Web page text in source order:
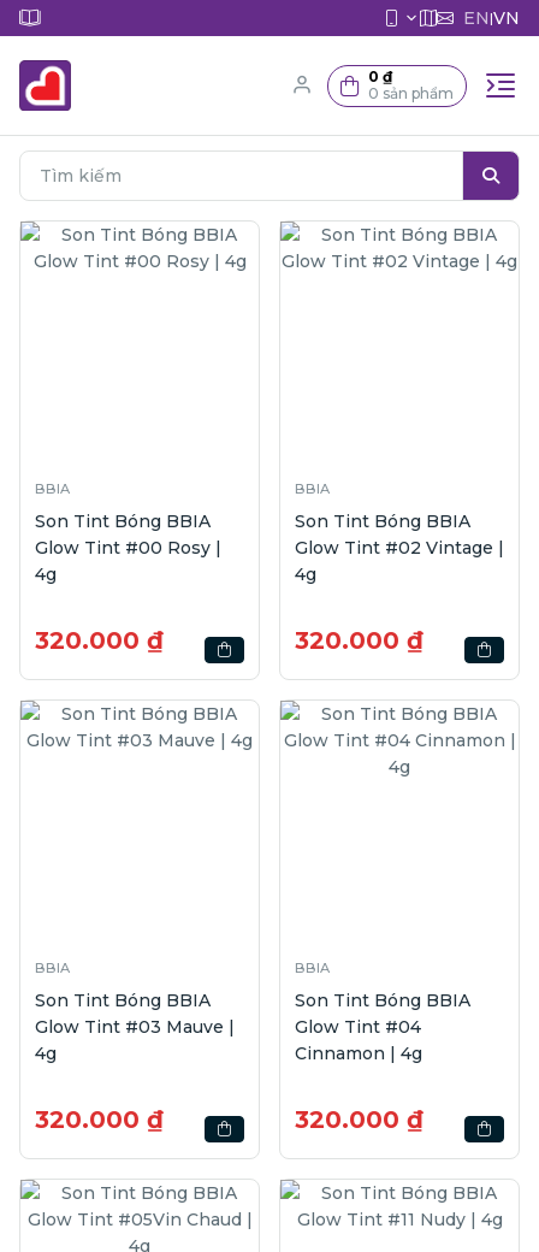
EN|VN
0 ₫
0 sản phẩm
BBIA
Son Tint Bóng BBIA
Glow Tint #00 Rosy |
4g
320.000 ₫
BBIA
Son Tint Bóng BBIA
Glow Tint #02 Vintage |
4g
320.000 ₫
BBIA
Son Tint Bóng BBIA
Glow Tint #03 Mauve |
4g
320.000 ₫
BBIA
Son Tint Bóng BBIA
Glow Tint #04
Cinnamon | 4g
320.000 ₫